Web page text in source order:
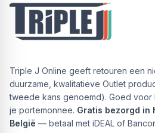
Triple J Online geeft retouren een
duurzame, kwalitatieve Outlet
tweede kans genoemd). Goed voor
je portemonnee. Gratis bezorgd in
België — betaal met iDEAL of